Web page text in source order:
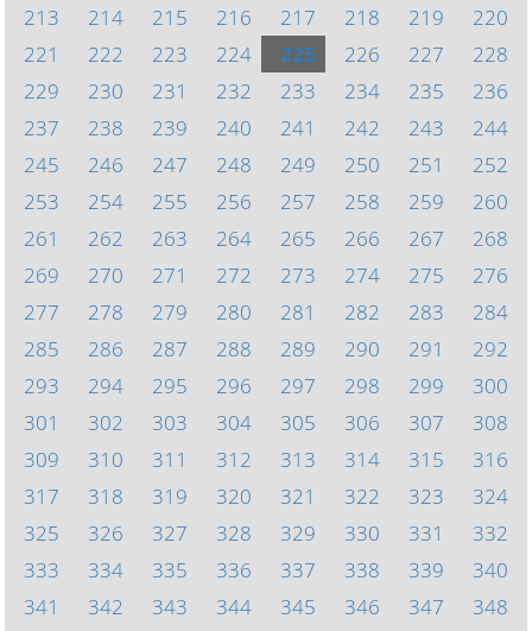
213
214 215 216 217 218 219
220
221
222 223 224 225 226 227
228
229
230 231 232 233 234 235
236
237
238 239 240 241 242 243
244
245
246 247 248 249 250 251
252
253
254 255 256 257 258 259
260
261
262 263 264 265 266 267
268
269
270 271 272 273 274 275
276
277
278 279 280 281 282 283
284
285
286 287 288 289 290 291
292
293
294 295 296 297 298 299
300
301
302 303 304 305 306 307
308
309
310 311 312 313 314 315
316
317
318 319 320 321 322 323
324
325
326 327 328 329 330 331
332
333
334 335 336 337 338 339
340
341
342 343 344 345 346 347
348